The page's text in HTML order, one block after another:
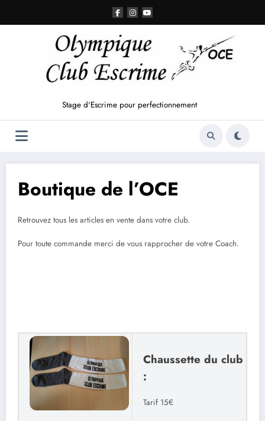
contenu
Stage d'Escrime pour perfectionnement
Boutique de l’OCE
Retrouvez tous les articles en vente dans votre club.
Pour toute commande merci de vous rapprocher de votre Coach.
Chaussette du club
:
Tarif 15€